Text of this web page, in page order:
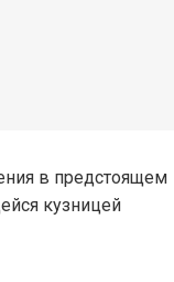
в предстоящем
кузницей